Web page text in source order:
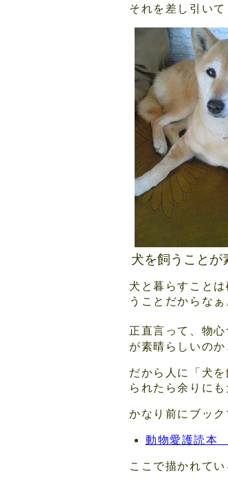
それを差し引いて
犬を飼うことが
犬と暮らすこと
うことだからなぁ
正直言って、物
が素晴らしいの
だから人に「犬
られたら余りに
かなり前にブッ
動物愛護読本
ここで描かれて